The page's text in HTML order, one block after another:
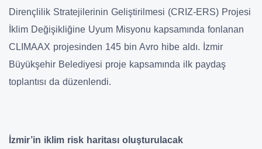
Dirençlilik Stratejilerinin Geliştirilmesi (CRIZ-ERS) Projesi
İklim Değişikliğine Uyum Misyonu kapsamında fonlanan
CLIMAAX projesinden 145 bin Avro hibe aldı. İzmir
Büyükşehir Belediyesi proje kapsamında ilk paydaş
toplantısı da düzenlendi.
İzmir’in iklim risk haritası oluşturulacak